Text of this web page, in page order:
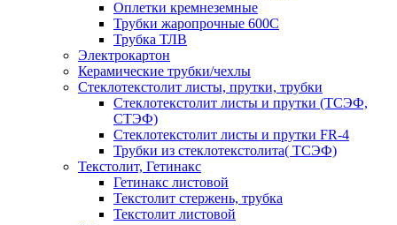
Оплетки кремнеземные
Трубки жаропрочные 600С
Трубка ТЛВ
Электрокартон
Керамические трубки/чехлы
Cтеклотекстолит листы, прутки, трубки
Стеклотекстолит листы и прутки (ТСЭФ,
СТЭФ)
Стеклотекстолит листы и прутки FR-4
Трубки из стеклотекстолита( ТСЭФ)
Текстолит, Гетинакс
Гетинакс листовой
Текстолит стержень, трубка
Текстолит листовой